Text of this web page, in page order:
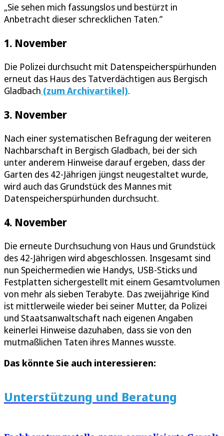
„Sie sehen mich fassungslos und bestürzt in
Anbetracht dieser schrecklichen Taten.”
1. November
Die Polizei durchsucht mit Datenspeicherspürhunden
erneut das Haus des Tatverdächtigen aus Bergisch
Gladbach (zum Archivartikel).
3. November
Nach einer systematischen Befragung der weiteren
Nachbarschaft in Bergisch Gladbach, bei der sich
unter anderem Hinweise darauf ergeben, dass der
Garten des 42-Jährigen jüngst neugestaltet wurde,
wird auch das Grundstück des Mannes mit
Datenspeicherspürhunden durchsucht.
4. November
Die erneute Durchsuchung von Haus und Grundstück
des 42-Jährigen wird abgeschlossen. Insgesamt sind
nun Speichermedien wie Handys, USB-Sticks und
Festplatten sichergestellt mit einem Gesamtvolumen
von mehr als sieben Terabyte. Das zweijährige Kind
ist mittlerweile wieder bei seiner Mutter, da Polizei
und Staatsanwaltschaft nach eigenen Angaben
keinerlei Hinweise dazuhaben, dass sie von den
mutmaßlichen Taten ihres Mannes wusste.
Das könnte Sie auch interessieren:
Unterstützung und Beratung